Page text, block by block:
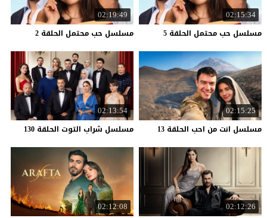
02:15:34
مسلسل حب محتمل الحلقة 5
02:19:49
مسلسل حب محتمل الحلقة 2
02:15:25
مسلسل انت من احب الحلقة 13
02:13:54
مسلسل شراب التوت الحلقة 130
02:12:26
02:12:08